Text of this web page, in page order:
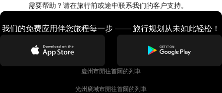
需要帮助？请在旅行前或途中联系我们的客户支持。
我们的免费应用伴您旅程每一步 —— 旅行规划从未如此轻松！
慶州市開往首爾的列車
光州廣域市開往首爾的列車